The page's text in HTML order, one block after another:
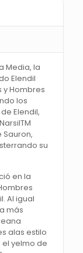
Media, la
Elendil
y Hombres
los
Elendil,
su
en la
Al igual
más
alas estilo
yelmo de